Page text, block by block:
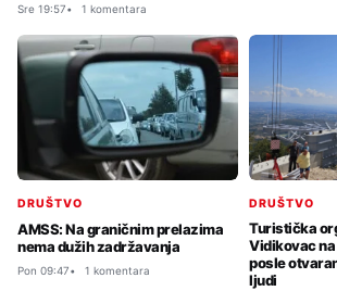
Sre 19:57 1 komentara
DRUŠTVO
AMSS: Na graničnim prelazima
nema dužih zadržavanja
Pon 09:47 1 komentara
DRUŠTVO
Turistička
Vidikovac
posle
ljudi